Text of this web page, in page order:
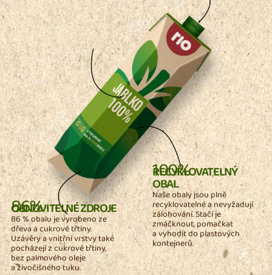
86%
OBNOVITELNÉ ZDROJE
86 % obalu je vyrobeno ze
dřeva a cukrové třtiny.
Uzávěry a vnitřní vrstvy také
pocházejí z cukrové třtiny,
bez palmového oleje
a živočišného tuku.
100%
RECYKLOVATELNÝ
OBAL
Naše obaly jsou plně
recyklovatelné a nevyžadují
zálohování. Stačí je
zmáčknout, pomačkat
a vyhodit do plastových
kontejnerů.